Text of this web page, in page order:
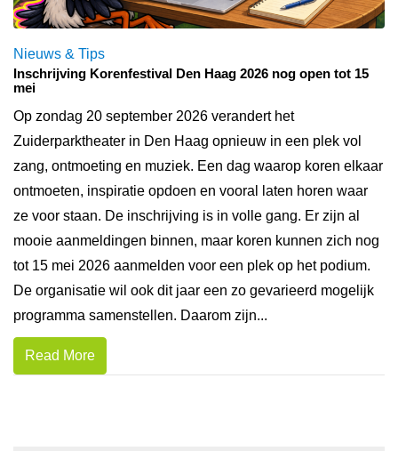
Nieuws & Tips
Inschrijving Korenfestival Den Haag 2026 nog open tot 15
mei
Op zondag 20 september 2026 verandert het
Zuiderparktheater in Den Haag opnieuw in een plek vol
zang, ontmoeting en muziek. Een dag waarop koren elkaar
ontmoeten, inspiratie opdoen en vooral laten horen waar
ze voor staan. De inschrijving is in volle gang. Er zijn al
mooie aanmeldingen binnen, maar koren kunnen zich nog
tot 15 mei 2026 aanmelden voor een plek op het podium.
De organisatie wil ook dit jaar een zo gevarieerd mogelijk
programma samenstellen. Daarom zijn...
Read More